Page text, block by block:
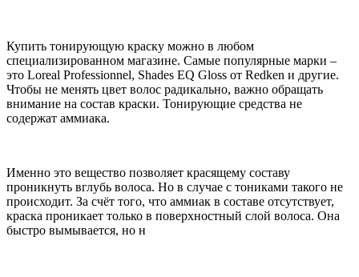
Купить тонирующую краску можно в любом
специализированном магазине. Самые популярные марки –
это Loreal Professionnel, Shades EQ Gloss от Redken и другие.
Чтобы не менять цвет волос радикально, важно обращать
внимание на состав краски. Тонирующие средства не
содержат аммиака.
Именно это вещество позволяет красящему составу
проникнуть вглубь волоса. Но в случае с тониками такого не
происходит. За счёт того, что аммиак в составе отсутствует,
краска проникает только в поверхностный слой волоса. Она
быстро вымывается, но н